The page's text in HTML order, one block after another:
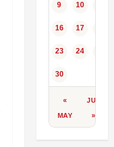
9 10
16 17
23 24
30
«
MAY
JUL
»